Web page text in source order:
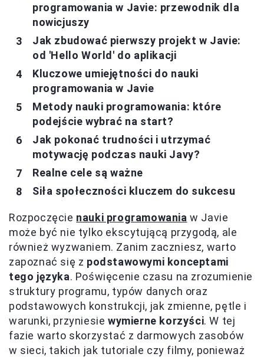
programowania w Javie: przewodnik dla
nowicjuszy
Jak zbudować pierwszy projekt w Javie:
od 'Hello World' do aplikacji
Kluczowe umiejętności do nauki
programowania w Javie
Metody nauki programowania: które
podejście wybrać na start?
Jak pokonać trudności i utrzymać
motywację podczas nauki Javy?
Realne cele są ważne
Siła społeczności kluczem do sukcesu
Rozpoczęcie nauki programowania w Javie
może być nie tylko ekscytującą przygodą, ale
również wyzwaniem. Zanim zaczniesz, warto
zapoznać się z podstawowymi konceptami
tego języka. Poświęcenie czasu na zrozumienie
struktury programu, typów danych oraz
podstawowych konstrukcji, jak zmienne, pętle i
warunki, przyniesiewymierne korzyści. W tej
fazie warto skorzystać z darmowych zasobów
w sieci, takich jak tutoriale czy filmy, ponieważ